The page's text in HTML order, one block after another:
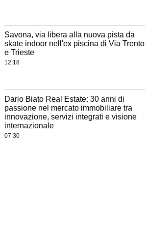
Savona, via libera alla nuova pista da
skate indoor nell'ex piscina di Via Trento
e Trieste
12:18
Dario Biato Real Estate: 30 anni di
passione nel mercato immobiliare tra
innovazione, servizi integrati e visione
internazionale
07:30